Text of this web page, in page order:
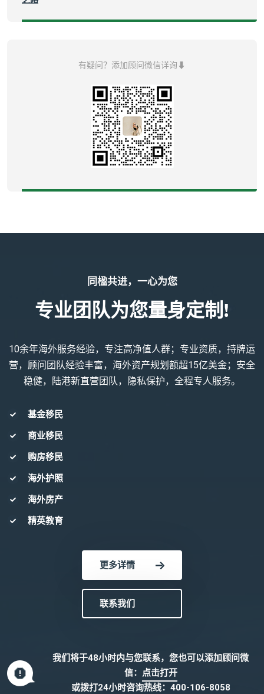
有疑问？添加顾问微信详询⬇
同楹共进，一心为您
专业团队为您量身定制!
10余年海外服务经验，专注高净值人群；专业资质，持牌运
营，顾问团队经验丰富，海外资产规划额超15亿美金；安全
稳健，陆港新直营团队，隐私保护，全程专人服务。
基金移民
商业移民
购房移民
海外护照
海外房产
精英教育
更多详情
联系我们
我们将于48小时内与您联系，您也可以添加顾问微
信： 点击打开
或拨打24小时咨询热线： 400-106-8058